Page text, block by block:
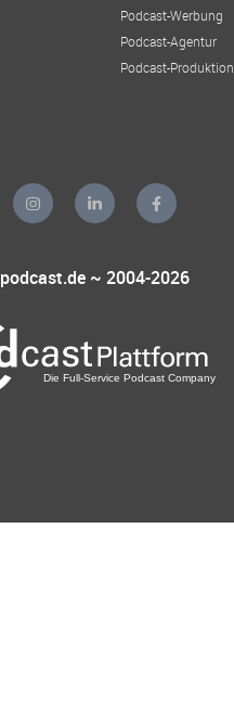
Podcast-Werbung
Podcast-Agentur
Podcast-Produktion
podcast.de ~ 2004-2026